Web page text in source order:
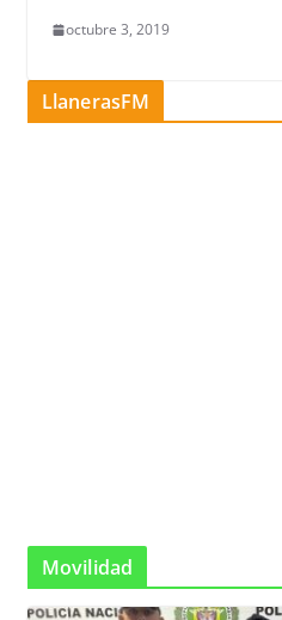
octubre 3, 2019
LlanerasFM
Movilidad